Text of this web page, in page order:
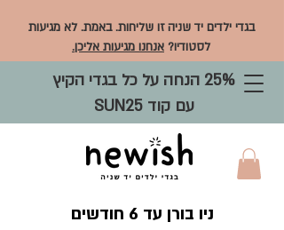
בגדי ילדים יד שניה זו שליחות. באמת. לא מגיעות
לסטודיו? אנחנו מגיעות אליכן.
25% הנחה על כל בגדי הקיץ
עם קוד SUN25
ניו בורן עד 6 חודשים